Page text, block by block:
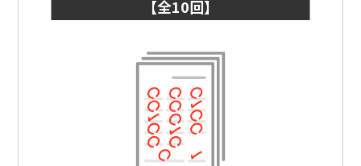
【全10回】